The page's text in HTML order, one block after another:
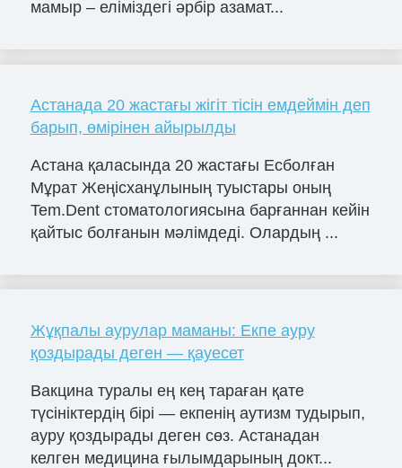
мамыр – еліміздегі әрбір азамат...
Астанада 20 жастағы жігіт тісін емдеймін деп
барып, өмірінен айырылды
Астана қаласында 20 жастағы Есболған
Мұрат Жеңісханұлының туыстары оның
Tem.Dent стоматологиясына барғаннан кейін
қайтыс болғанын мәлімдеді. Олардың ...
Жұқпалы аурулар маманы: Екпе ауру
қоздырады деген — қауесет
Вакцина туралы ең кең тараған қате
түсініктердің бірі — екпенің аутизм тудырып,
ауру қоздырады деген сөз. Астанадан
келген медицина ғылымдарының докт...